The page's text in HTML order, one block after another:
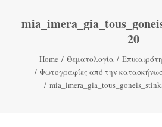
ΑΡΧΙΚΗ
ΑΝΑΚΟΙΝΩΣΕΙΣ
ΕΝΟΡΙΑ ΕΝ ΔΡΑΣΕΙ
20
Home Θεματολογία
Φωτογραφίες από την